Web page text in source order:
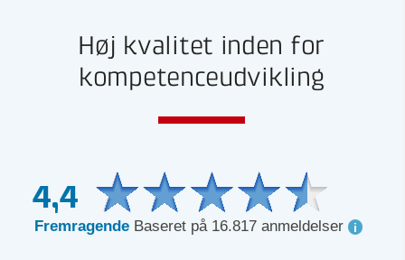
Høj kvalitet inden for
kompetenceudvikling
4,4
Fremragende Baseret på 16.817 anmeldelser